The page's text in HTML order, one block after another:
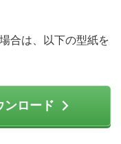
合は、以下の型紙を
ンロード